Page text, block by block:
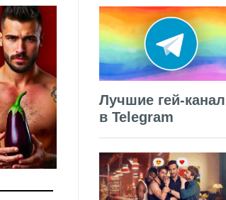
Лучшие гей-
в Telegram